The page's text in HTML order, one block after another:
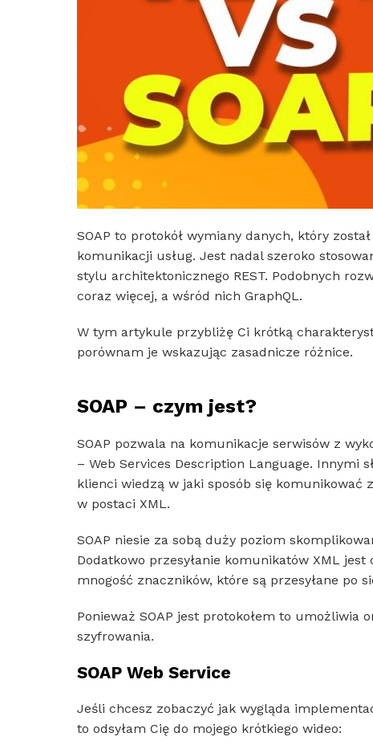
SOAP to protokół wymiany danych, który
komunikacji usług. Jest nadal szeroko
stylu architektonicznego REST. Podobnych
coraz więcej, a wśród nich GraphQL.
W tym artykule przybliżę Ci krótką
porównam je wskazując zasadnicze różnice.
SOAP – czym jest?
SOAP pozwala na komunikacje serwisów z
– Web Services Description Language. Innymi
klienci wiedzą w jaki sposób się komunikować
w postaci XML.
SOAP niesie za sobą duży poziom
Dodatkowo przesyłanie komunikatów XML
mnogość znaczników, które są przesyłane po
Ponieważ SOAP jest protokołem to umożliwia
szyfrowania.
SOAP Web Service
Jeśli chcesz zobaczyć jak wygląda
to odsyłam Cię do mojego krótkiego wideo: